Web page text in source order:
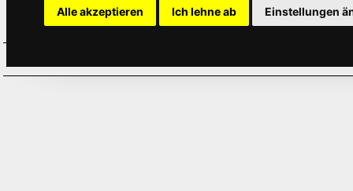
Alle akzeptieren Ich lehne ab Einstellungen